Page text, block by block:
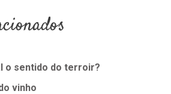
o sentido do terroir?
vinho